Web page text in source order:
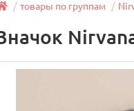
товары по группам